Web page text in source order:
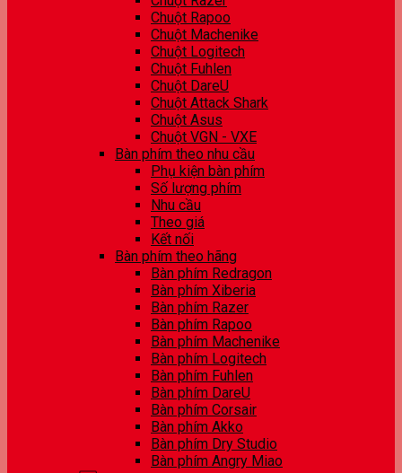
Chuột Rapoo
Chuột Machenike
Chuột Logitech
Chuột Fuhlen
Chuột DareU
Chuột Attack Shark
Chuột Asus
Chuột VGN - VXE
Bàn phím theo nhu cầu
Phụ kiện bàn phím
Số lượng phím
Nhu cầu
Theo giá
Kết nối
Bàn phím theo hãng
Bàn phím Redragon
Bàn phím Xiberia
Bàn phím Razer
Bàn phím Rapoo
Bàn phím Machenike
Bàn phím Logitech
Bàn phím Fuhlen
Bàn phím DareU
Bàn phím Corsair
Bàn phím Akko
Bàn phím Dry Studio
Bàn phím Angry Miao